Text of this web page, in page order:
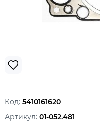
Код: 5410161620
Артикул: 01-052.481